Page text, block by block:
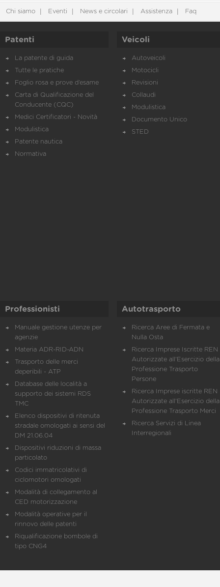
Chi siamo Eventi News e circolari Assistenza Faq
Patenti
La patente di guida
Tutte le pratiche
Foglio rosa e prove d’esame
Carta di Qualificazione del
Conducente (CQC)
Medici Certificatori - Novità
Modulistica
Patente nautica
Normativa
Veicoli
Autoveicoli
Motocicli
Revisioni
Collaudi
Modulistica
Documento Unico
STED
Professionisti
Manuale gestione utenze per
agenzie
Materia ADR-RID-ADN
Trasporto delle merci
deperibili - ATP
Database delle località a
supporto dei sistemi RDS
TMC
Elenco dispositivi di ritenuta
stradale omologati ai sensi del
DM 21.06.04
Dispositivi riduzioni di massa
particolato
Codici immatricolativi di
ciclomotori omologati
Modalità di collegamento al
CED motorizzazione
Modalità operative per il
rinnovo delle patenti
Riqualificazione bombole di
tipo CNG4
Autotrasporto
Ricerca Aree di Fermata e
Nulla Osta
Ricerca Imprese Iscritte REN
Autorizzate all'Esercizio della
Professione Trasporto
Persone
Ricerca Imprese iscritte REN
Autorizzate all'Esercizio della
Professione Trasporto Merci
Ricerca Servizi di Linea
Interregionali